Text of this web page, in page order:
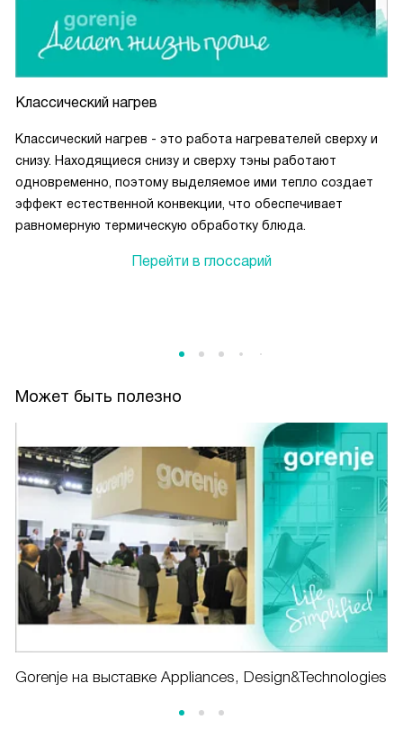
Классический нагрев
Классический нагрев - это работа нагревателей сверху и
снизу. Находящиеся снизу и сверху тэны работают
одновременно, поэтому выделяемое ими тепло создает
эффект естественной конвекции, что обеспечивает
равномерную термическую обработку блюда.
Перейти в глоссарий
Может быть полезно
Gorenje на выставке Appliances, Design&Technologies